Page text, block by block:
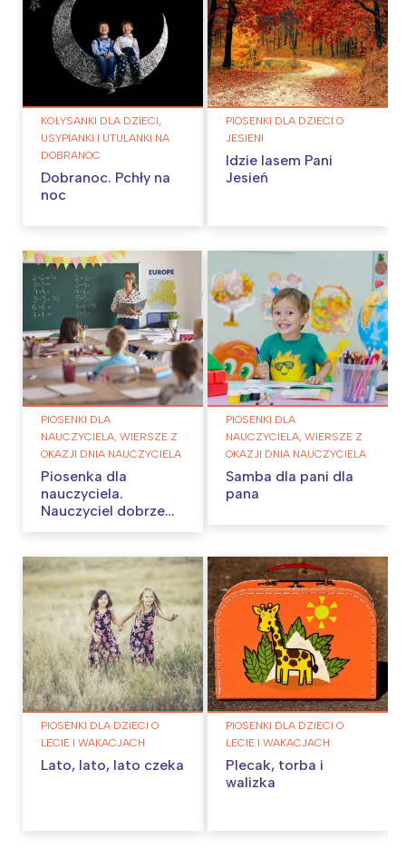
KOŁYSANKI DLA DZIECI,
USYPIANKI I UTULANKI NA
DOBRANOC
Dobranoc. Pchły na
noc
PIOSENKI DLA DZIECI O
JESIENI
Idzie lasem Pani
Jesień
PIOSENKI DLA
NAUCZYCIELA, WIERSZE Z
OKAZJI DNIA NAUCZYCIELA
Piosenka dla
nauczyciela.
Nauczyciel dobrze
PIOSENKI DLA
NAUCZYCIELA, WIERSZE Z
OKAZJI DNIA NAUCZYCIELA
Samba dla pani dla
pana
PIOSENKI DLA DZIECI O
LECIE I WAKACJACH
Lato, lato, lato czeka
PIOSENKI DLA DZIECI O
LECIE I WAKACJACH
Plecak, torba i
walizka